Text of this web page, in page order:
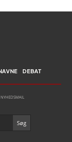
DEBAT
NYHEDSMAIL